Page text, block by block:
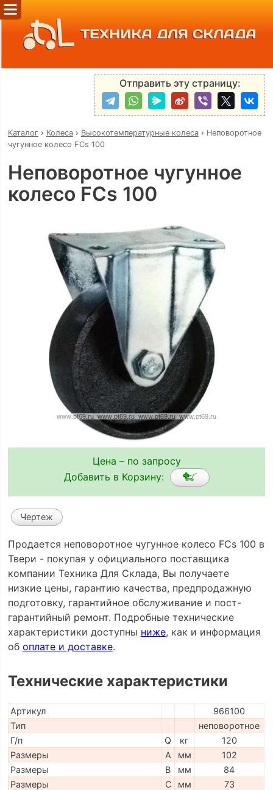
ТЕХНИКА ДЛЯ СКЛАДА
Отправить эту страницу:
Каталог› Колеса› Высокотемпературные колеса› Неповоротное
чугунное колесо FCs 100
Неповоротное чугунное
колесо FCs 100
Цена – по запросу
Добавить в Корзину:
Чертеж
Продается неповоротное чугунное колесо FCs 100 в
Твери - покупая у официального поставщика
компании Техника Для Склада, Вы получаете
низкие цены, гарантию качества, предпродажную
подготовку, гарантийное обслуживание и пост-
гарантийный ремонт. Подробные технические
характеристики доступны ниже, как и информация
об оплате и доставке.
Технические характеристики
Артикул
966100
Тип
неповоротное
Г/п
Q кг
120
Размеры
A мм
102
Размеры
B мм
84
Размеры
C мм
73